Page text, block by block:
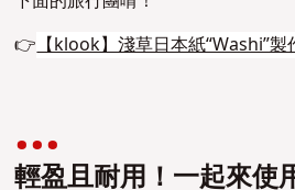
👉 【klook】淺草日本紙“Washi”製
輕盈且耐用！一起來使